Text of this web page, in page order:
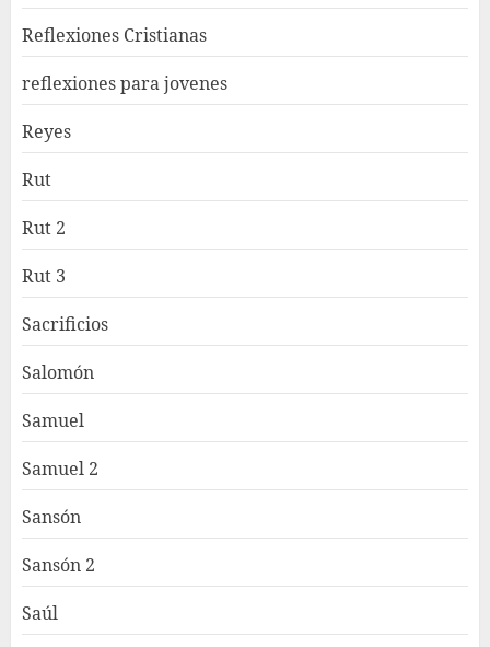
Reflexiones Cristianas
reflexiones para jovenes
Reyes
Rut
Rut 2
Rut 3
Sacrificios
Salomón
Samuel
Samuel 2
Sansón
Sansón 2
Saúl